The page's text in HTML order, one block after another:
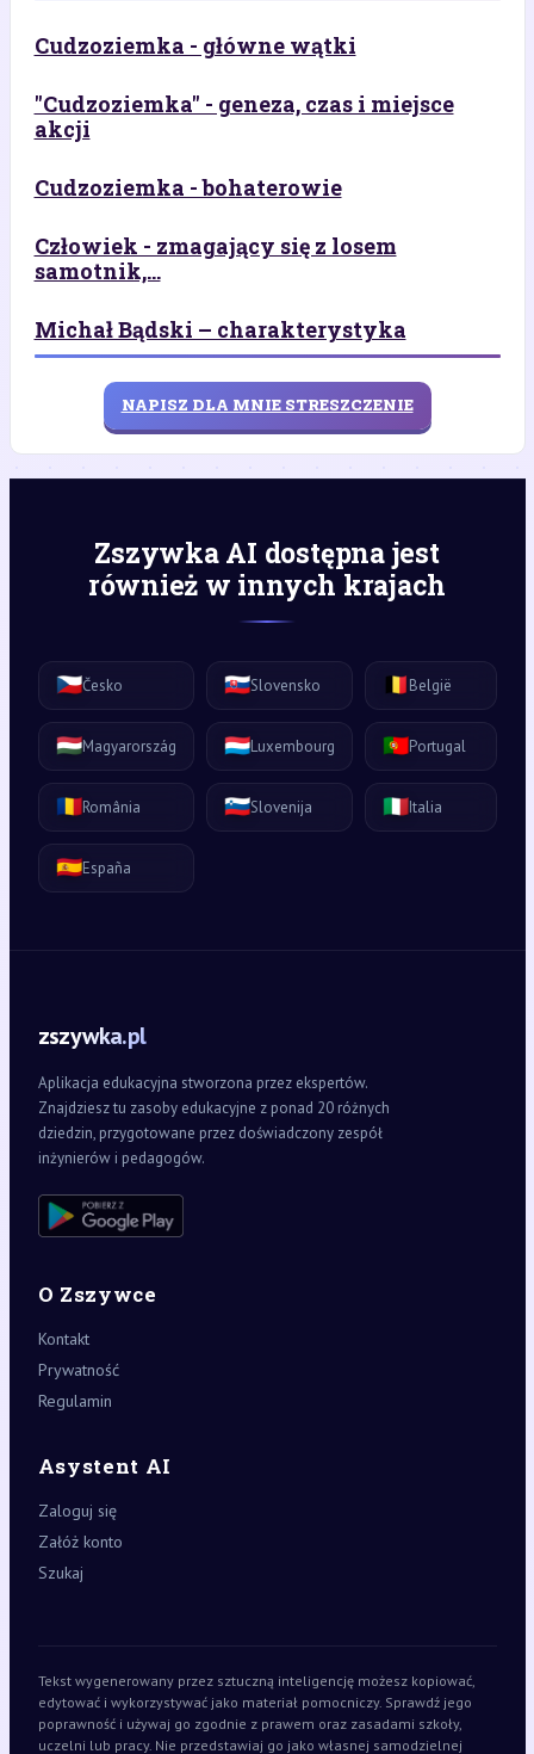
Cudzoziemka - główne wątki
"Cudzoziemka" - geneza, czas i miejsce
akcji
Cudzoziemka - bohaterowie
Człowiek - zmagający się z losem
samotnik,...
Michał Bądski – charakterystyka
NAPISZ DLA MNIE STRESZCZENIE
Zszywka AI dostępna jest
również w innych krajach
🇨🇿Česko 🇸🇰Slovensko 🇧🇪België
🇭🇺Magyarország 🇱🇺Luxembourg 🇵🇹Portugal
🇷🇴România 🇸🇮Slovenija 🇮🇹Italia
🇪🇸España
zszywka.pl
Aplikacja edukacyjna stworzona przez ekspertów.
Znajdziesz tu zasoby edukacyjne z ponad 20 różnych
dziedzin, przygotowane przez doświadczony zespół
inżynierów i pedagogów.
O Zszywce
Kontakt
Prywatność
Regulamin
Asystent AI
Zaloguj się
Załóż konto
Szukaj
Tekst wygenerowany przez sztuczną inteligencję możesz kopiować,
edytować i wykorzystywać jako materiał pomocniczy. Sprawdź jego
poprawność i używaj go zgodnie z prawem oraz zasadami szkoły,
uczelni lub pracy. Nie przedstawiaj go jako własnej samodzielnej